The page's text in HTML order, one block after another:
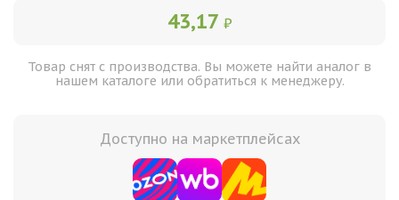
43,17 ₽
Товар снят с производства. Вы можете найти аналог в
нашем каталоге или обратиться к менеджеру.
Доступно на маркетплейсах